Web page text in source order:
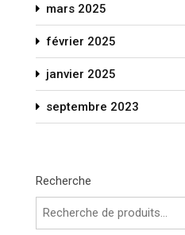
mars 2025
février 2025
janvier 2025
septembre 2023
Recherche